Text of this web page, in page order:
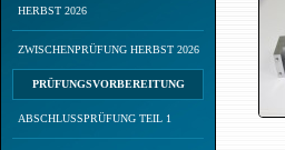
HERBST 2026
ZWISCHENPRÜFUNG HERBST 2026
PRÜFUNGSVORBEREITUNG
ABSCHLUSSPRÜFUNG TEIL 1